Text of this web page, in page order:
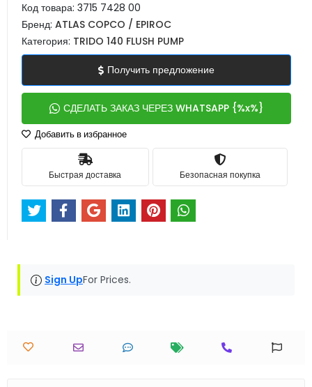
Код товара: 3715 7428 00
Бренд: ATLAS COPCO / EPIROC
Категория: TRIDO 140 FLUSH PUMP
Получить предложение
СДЕЛАТЬ ЗАКАЗ ЧЕРЕЗ WHATSAPP {%x%}
Добавить в избранное
Быстрая доставка Безопасная покупка
Sign UpFor Prices.